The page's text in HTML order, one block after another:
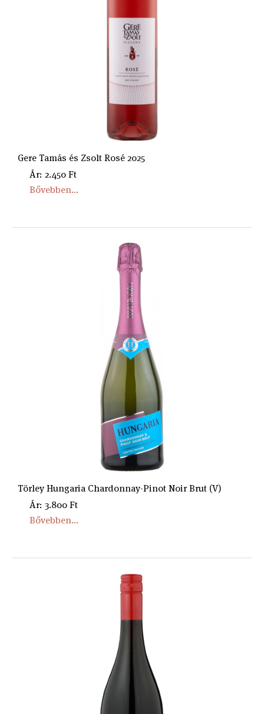
Gere Tamás és Zsolt Rosé 2025
Ár: 2.450 Ft
Bővebben...
Törley Hungaria Chardonnay-Pinot Noir Brut (V)
Ár: 3.800 Ft
Bővebben...